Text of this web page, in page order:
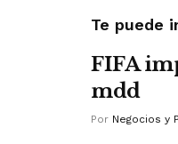
Te puede
FIFA
mdd
Por Negocios y